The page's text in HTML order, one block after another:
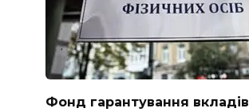
Фонд гарантування вкладів